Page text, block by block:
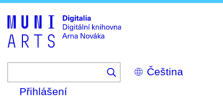
Select
your
Přihlášení